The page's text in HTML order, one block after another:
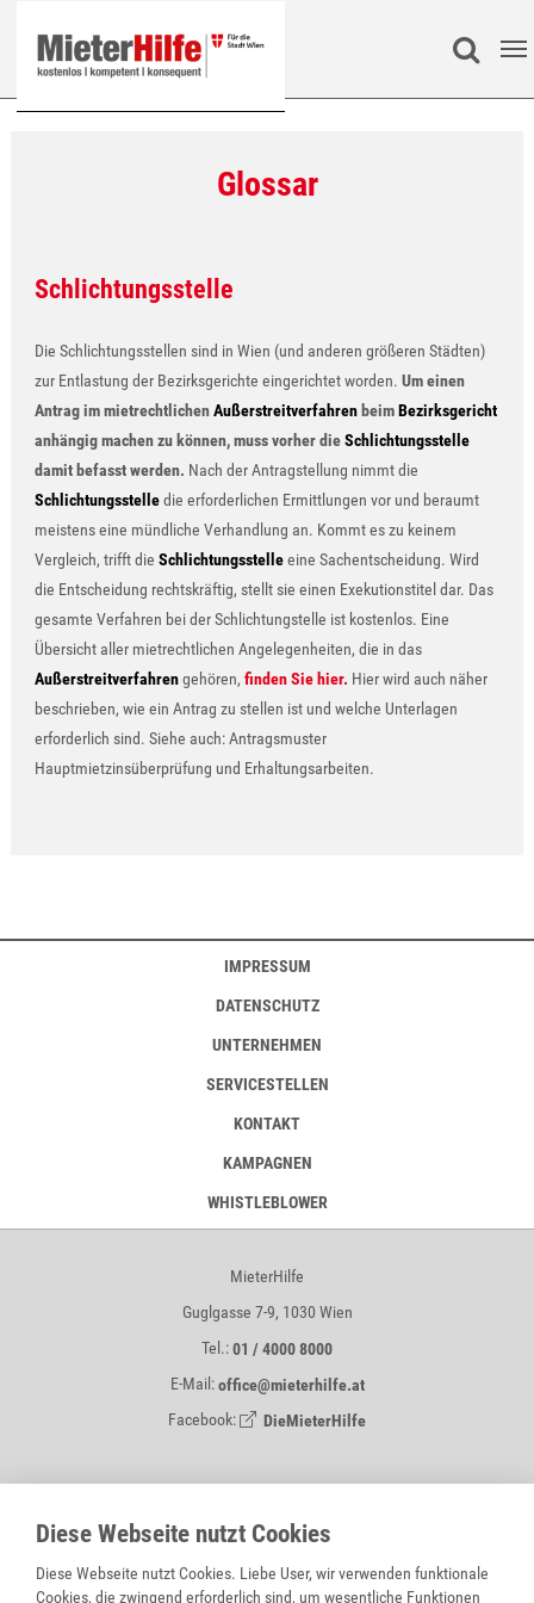
Search
Glossar
Schlichtungsstelle
Die Schlichtungsstellen sind in Wien (und anderen größeren Städten)
zur Entlastung der Bezirksgerichte eingerichtet worden. Um einen
Antrag im mietrechtlichenAußerstreitverfahrenbeimBezirksgericht
anhängig machen zu können, muss vorher dieSchlichtungsstelle
damit befasst werden. Nach der Antragstellung nimmt die
Schlichtungsstelledie erforderlichen Ermittlungen vor und beraumt
meistens eine mündliche Verhandlung an. Kommt es zu keinem
Vergleich, trifft die Schlichtungsstelleeine Sachentscheidung. Wird
die Entscheidung rechtskräftig, stellt sie einen Exekutionstitel dar. Das
gesamte Verfahren bei der Schlichtungstelle ist kostenlos. Eine
Übersicht aller mietrechtlichen Angelegenheiten, die in das
Außerstreitverfahrengehören, finden Sie hier. Hier wird auch näher
beschrieben, wie ein Antrag zu stellen ist und welche Unterlagen
erforderlich sind. Siehe auch: Antragsmuster
Hauptmietzinsüberprüfung und Erhaltungsarbeiten.
IMPRESSUM
DATENSCHUTZ
UNTERNEHMEN
SERVICESTELLEN
KONTAKT
KAMPAGNEN
WHISTLEBLOWER
MieterHilfe
Guglgasse 7-9, 1030 Wien
Tel.:01 / 4000 8000
E-Mail:office@mieterhilfe.at
Facebook:
DieMieterHilfe
Diese Webseite nutzt Cookies
Diese Webseite nutzt Cookies. Liebe User, wir verwenden funktionale
Cookies, die zwingend erforderlich sind, um wesentliche Funktionen